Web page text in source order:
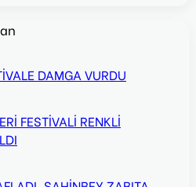
DAMGA VURDU
FESTİVALİ RENKLİ